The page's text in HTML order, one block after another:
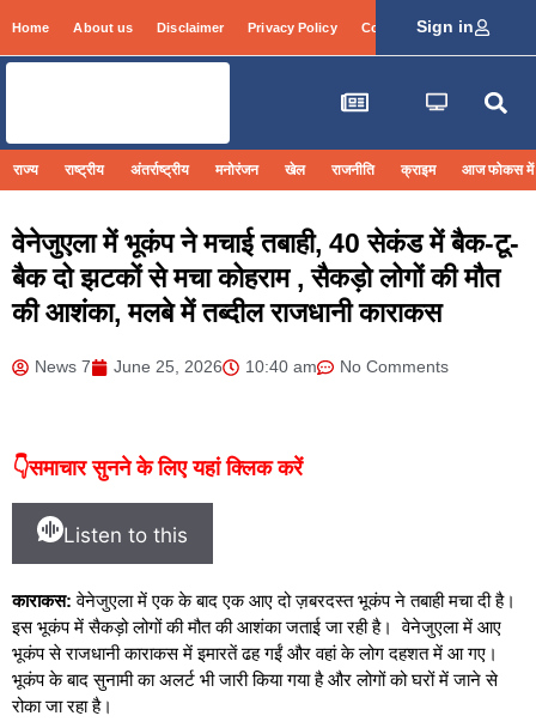
Home About us Disclaimer Privacy Policy Contact Info Login
Sign in
राज्य राष्ट्रीय अंतर्राष्ट्रीय मनोरंजन खेल राजनीति क्राइम आज फोकस में
वेनेजुएला में भूकंप ने मचाई तबाही, 40 सेकंड में बैक-टू-
बैक दो झटकों से मचा कोहराम , सैकड़ो लोगों की मौत
की आशंका, मलबे में तब्दील राजधानी काराकस
News 7 June 25, 2026 10:40 am No Comments
👇समाचार सुनने के लिए यहां क्लिक करें
Listen to this
काराकस:वेनेजुएला में एक के बाद एक आए दो ज़बरदस्त भूकंप ने तबाही मचा दी है।
इस भूकंप में सैकड़ो लोगों की मौत की आशंका जताई जा रही है। वेनेजुएला में आए
भूकंप से राजधानी काराकस में इमारतें ढह गईं और वहां के लोग दहशत में आ गए।
भूकंप के बाद सुनामी का अलर्ट भी जारी किया गया है और लोगों को घरों में जाने से
रोका जा रहा है।